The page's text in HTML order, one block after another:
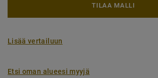
TILAA MALLI
Lisää vertailuun
Etsi oman alueesi myyjä